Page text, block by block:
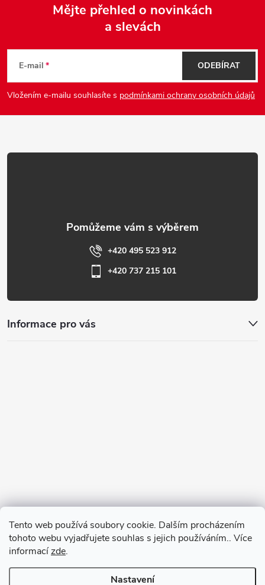
Tento web používá soubory cookie. Dalším procházením
tohoto webu vyjadřujete souhlas s jejich používáním.. Více
informacízde.
Nastavení
p
a
t
Mějte přehled o novinkách
a slevách
E-mail
Vložením e-mailu souhlasíte s podmínkami ochrany osobních údajů
ODEBÍRAT
Informace pro vás
+420 495 523 912
+420 737 215 101